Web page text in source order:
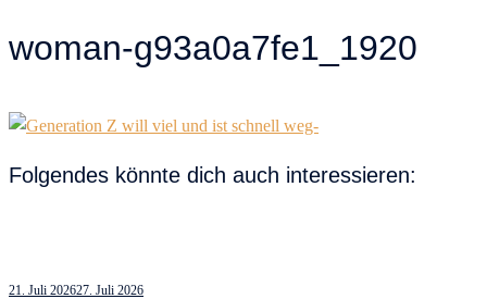
woman-g93a0a7fe1_1920
Folgendes könnte dich auch interessieren:
21. Juli 202627. Juli 2026